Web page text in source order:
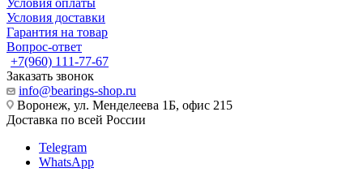
Условия доставки
Гарантия на товар
Вопрос-ответ
+7(960) 111-77-67
Заказать звонок
info@bearings-shop.ru
Воронеж, ул. Менделеева 1Б, офис 215
Доставка по всей России
Telegram
WhatsApp